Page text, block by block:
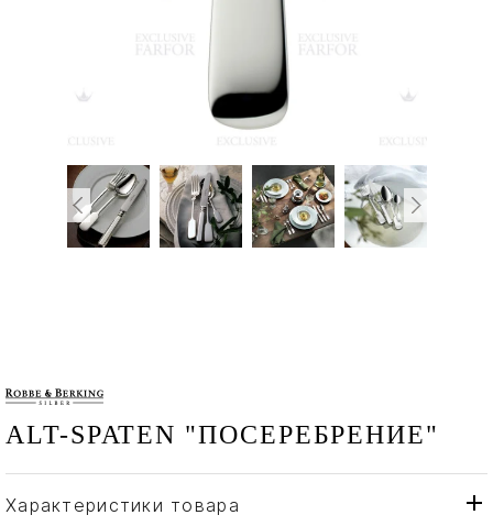
ALT-SPATEN "ПОСЕРЕБРЕНИЕ"
Характеристики товара